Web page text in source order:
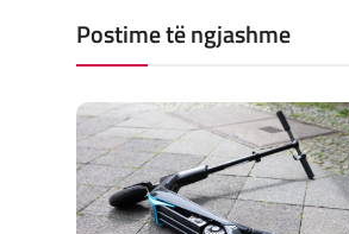
Postime të ngjashme